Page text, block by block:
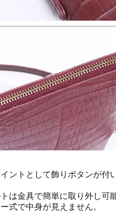
ントとして飾りボタンが付
は金具で簡単に取り外し可
式で中身が見えません。